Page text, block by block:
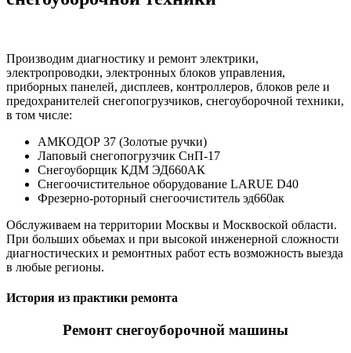
Производим диагностику и ремонт электрики,
электропроводки, электронных блоков управления,
приборных панелей, дисплеев, контроллеров, блоков реле и
предохранителей снегопогрузчиков, снегоуборочной техники,
в том числе:
АМКОДОР 37 (Золотые ручки)
Лаповый снегопогрузчик СнП-17
Снегоуборщик КДМ ЭД660АК
Снегоочистительное оборудование LARUE D40
Фрезерно-роторный снегоочиститель эд660ак
Обслуживаем на территории Москвы и Москвоской области.
При больших обьемах и при высокой инженерной сложности
диагностических и ремонтных работ есть возможность выезда
в любые регионы.
История из практики ремонта
Ремонт снегоуборочной машины